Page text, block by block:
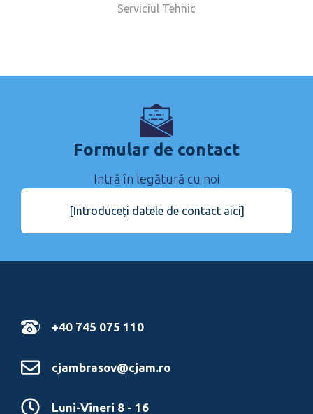
Serviciul Tehnic
Formular de contact
Intră în legătură cu noi
[Introduceți datele de contact aici]
+40 745 075 110
cjambrasov@cjam.ro
Luni-Vineri 8 - 16